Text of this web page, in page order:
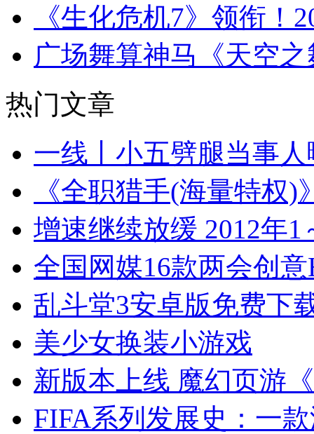
《生化危机7》领衔！
广场舞算神马《天空
热门文章
一线丨小五劈腿当事
《全职猎手(海量特权)
增速继续放缓 2012年1
全国网媒16款两会创
乱斗堂3安卓版免费下
美少女换装小游戏
新版本上线 魔幻页游
FIFA系列发展史：一